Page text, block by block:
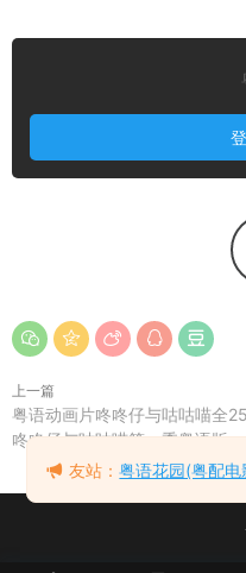
上一篇
粤语动画片咚咚仔与咕咕喵全
咚咚仔与咕咕喵第一季粤语版
友站：粤语花园(粤配